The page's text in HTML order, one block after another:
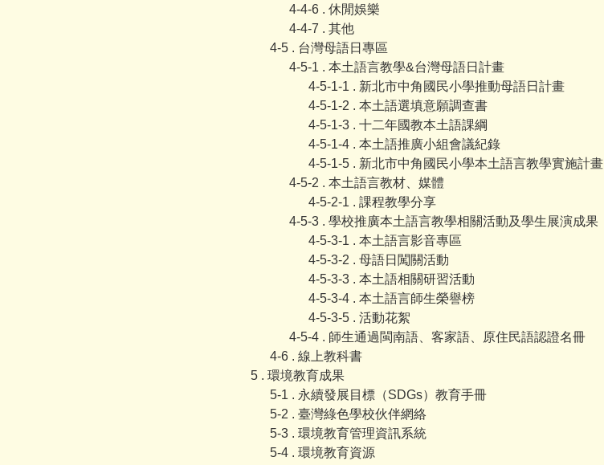
4-4-6 . 休閒娛樂
4-4-7 . 其他
4-5 . 台灣母語日專區
4-5-1 . 本土語言教學&台灣母語日計畫
4-5-1-1 . 新北市中角國民小學推動母語日計畫
4-5-1-2 . 本土語選填意願調查書
4-5-1-3 . 十二年國教本土語課綱
4-5-1-4 . 本土語推廣小組會議紀錄
4-5-1-5 . 新北市中角國民小學本土語言教學實施計畫
4-5-2 . 本土語言教材、媒體
4-5-2-1 . 課程教學分享
4-5-3 . 學校推廣本土語言教學相關活動及學生展演成果
4-5-3-1 . 本土語言影音專區
4-5-3-2 . 母語日闖關活動
4-5-3-3 . 本土語相關研習活動
4-5-3-4 . 本土語言師生榮譽榜
4-5-3-5 . 活動花絮
4-5-4 . 師生通過閩南語、客家語、原住民語認證名冊
4-6 . 線上教科書
5 . 環境教育成果
5-1 . 永續發展目標（SDGs）教育手冊
5-2 . 臺灣綠色學校伙伴網絡
5-3 . 環境教育管理資訊系統
5-4 . 環境教育資源